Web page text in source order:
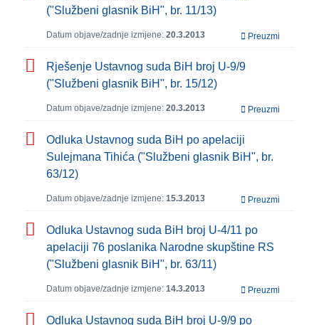
("Službeni glasnik BiH", br. 11/13)
Datum objave/zadnje izmjene: 20.3.2013 Preuzmi
Rješenje Ustavnog suda BiH broj U-9/9
("Službeni glasnik BiH", br. 15/12)
Datum objave/zadnje izmjene: 20.3.2013 Preuzmi
Odluka Ustavnog suda BiH po apelaciji
Sulejmana Tihića ("Službeni glasnik BiH", br.
63/12)
Datum objave/zadnje izmjene: 15.3.2013 Preuzmi
Odluka Ustavnog suda BiH broj U-4/11 po
apelaciji 76 poslanika Narodne skupštine RS
("Službeni glasnik BiH", br. 63/11)
Datum objave/zadnje izmjene: 14.3.2013 Preuzmi
Odluka Ustavnog suda BiH broj U-9/9 po